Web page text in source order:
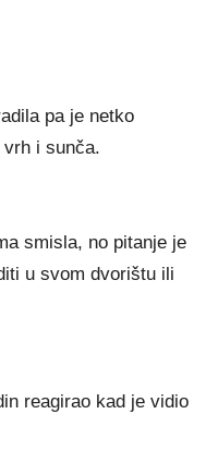
pa je netko
i sunča.
smisla, no pitanje je
u svom dvorištu ili
reagirao kad je vidio